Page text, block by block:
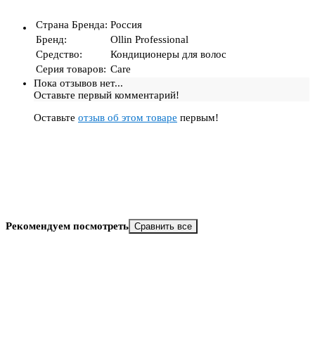
Страна Бренда: Россия
Бренд:
Ollin Professional
Средство:
Кондиционеры для волос
Серия товаров: Care
Пока отзывов нет...
Оставьте первый комментарий!
Оставьте отзыв об этом товаре первым!
Рекомендуем посмотреть Сравнить все